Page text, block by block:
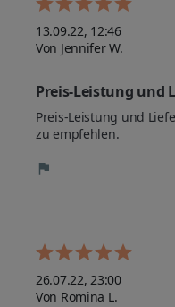
13.09.22, 12:46
Von Jennifer W.
Preis-Leistung und
Preis-Leistung und
zu empfehlen.
26.07.22, 23:00
Von Romina L.